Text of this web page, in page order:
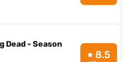
Dead - Season
8.5